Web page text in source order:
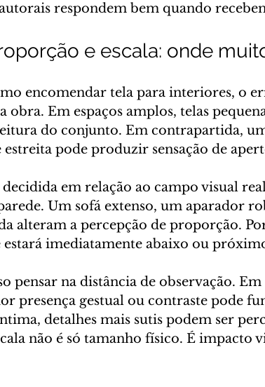
respondem bem quando
e escala: onde
encomendar tela para interiores, o
obra. Em espaços amplos, telas
do conjunto. Em contrapartida,
pode produzir sensação de
decidida em relação ao campo visual
Um sofá extenso, um aparador
alteram a percepção de proporção.
imediatamente abaixo ou
pensar na distância de observação.
presença gestual ou contraste pode
detalhes mais sutis podem ser
não é só tamanho físico. É impacto